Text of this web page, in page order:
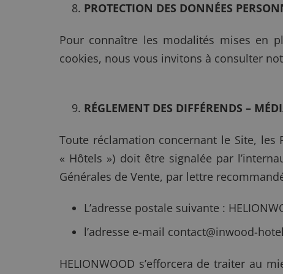
PROTECTION DES DONNÉES
Pour connaître les modalités mises en
cookies, nous vous invitons à consulter
RÉGLEMENT DES DIFFÉRENDS –
Toute réclamation concernant le Site, les
« Hôtels ») doit être signalée par
Générales de Vente, par lettre
L’adresse postale suivante :
l’adresse e-mail contact@inwood-
HELIONWOOD s’efforcera de traiter au